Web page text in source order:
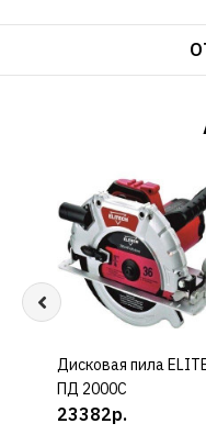
КУПИТЬ
Дисковая пила
ПД 2000С
23382р.